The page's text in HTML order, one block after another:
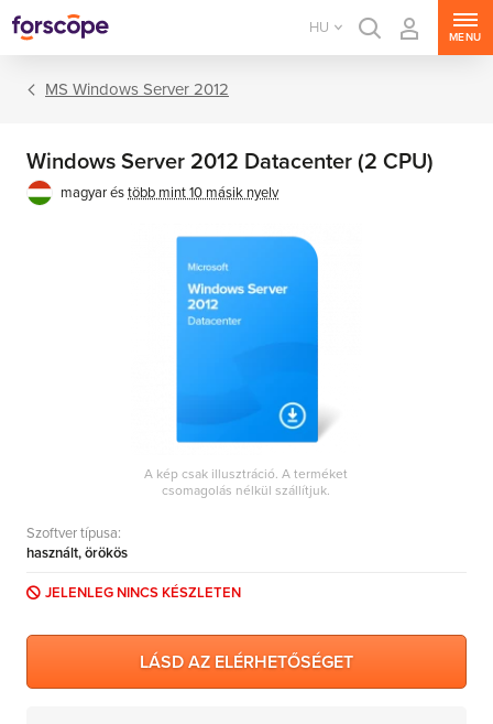
HU
MENU
MS Project Server
MS System Center
Server CALs
MS Windows Server 2012
Windows Server 2012 Datacenter (2 CPU)
magyar éstöbb mint 10 másik nyelv
A kép csak illusztráció. A terméket
csomagolás nélkül szállítjuk.
Szoftver típusa:
használt, örökös
JELENLEG NINCS KÉSZLETEN
LÁSD AZ ELÉRHETŐSÉGET